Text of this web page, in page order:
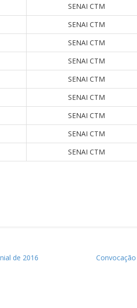
SENAI CTM
SENAI CTM
SENAI CTM
SENAI CTM
SENAI CTM
SENAI CTM
SENAI CTM
SENAI CTM
SENAI CTM
de 2016